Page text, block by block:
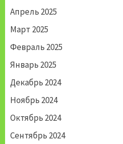
Апрель 2025
Март 2025
Февраль 2025
Январь 2025
Декабрь 2024
Ноябрь 2024
Октябрь 2024
Сентябрь 2024